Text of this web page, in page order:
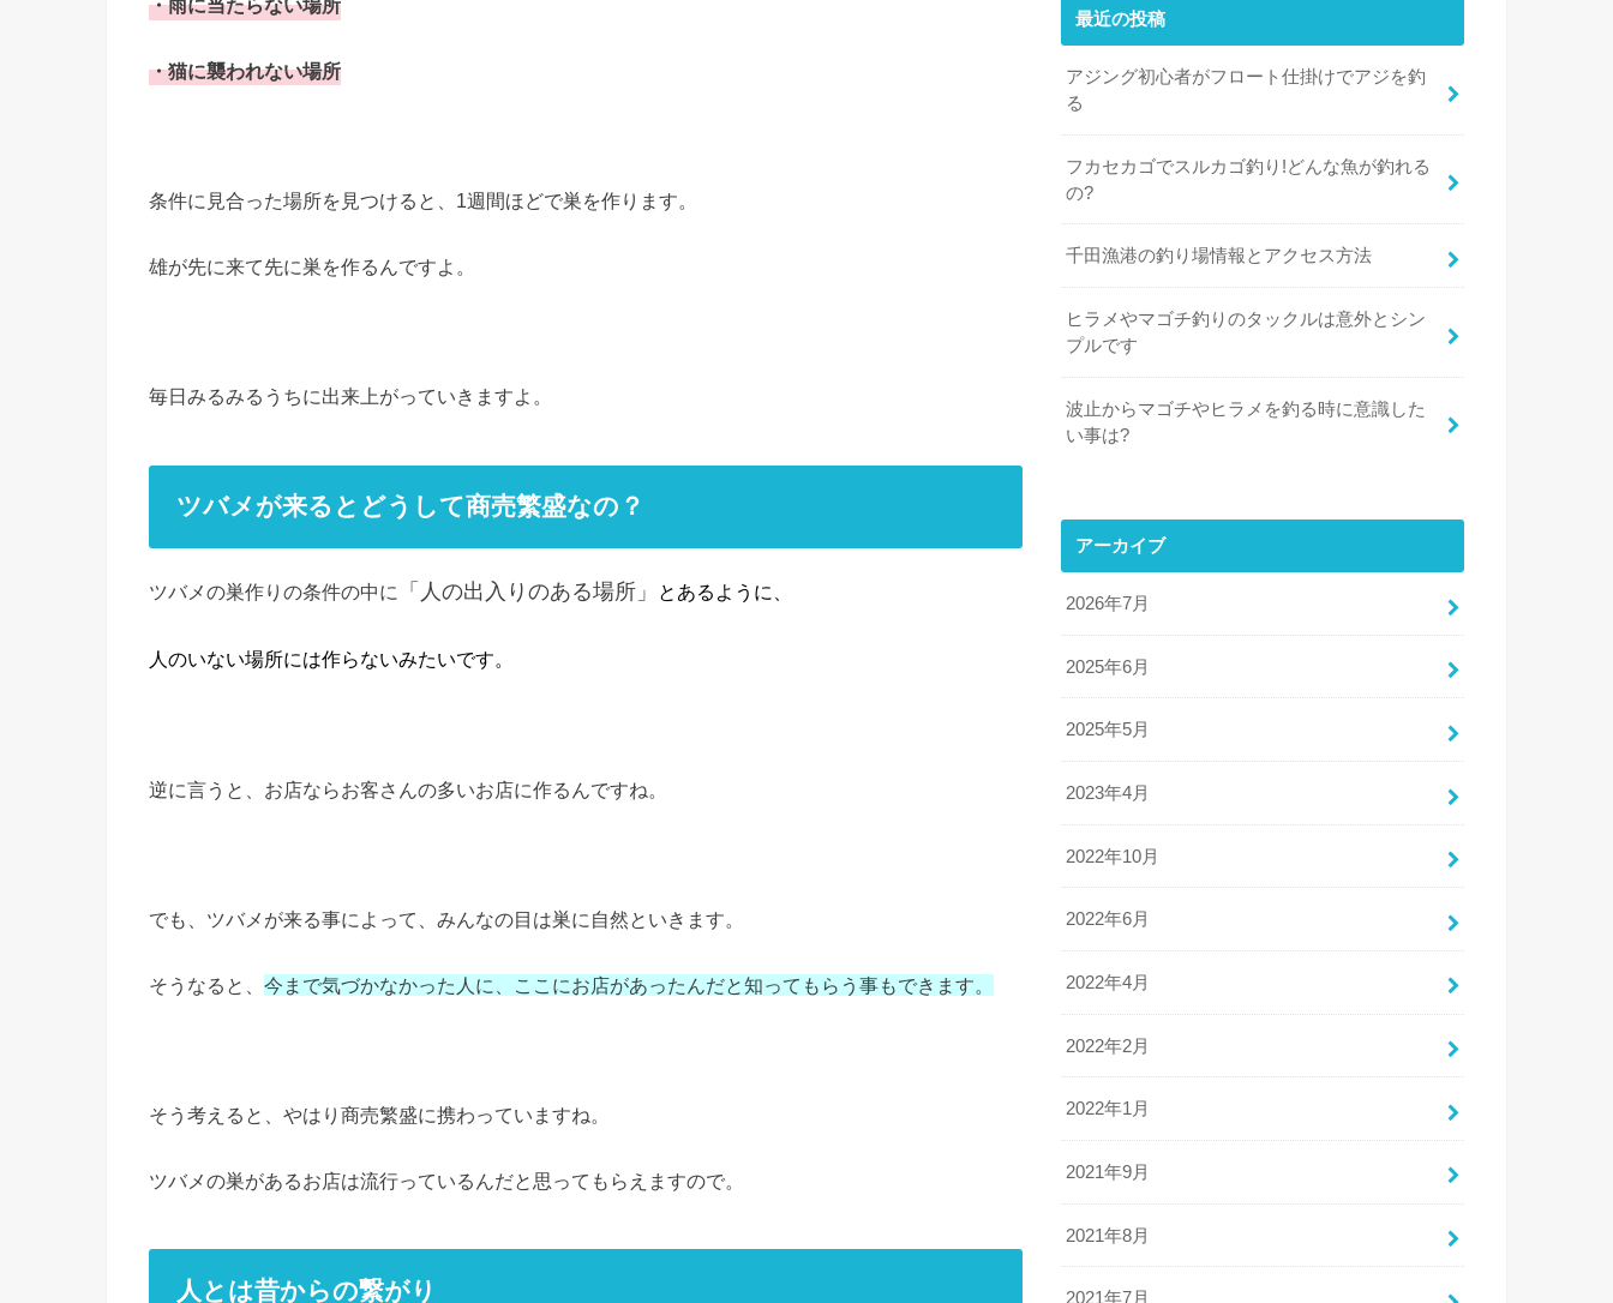
・雨に当たらない場所
・猫に襲われない場所
条件に見合った場所を見つけると、1週間ほどで巣を作ります。
雄が先に来て先に巣を作るんですよ。
毎日みるみるうちに出来上がっていきますよ。
ツバメが来るとどうして商売繁盛なの？
ツバメの巣作りの条件の中に 「人の出入りのある場所」 とあるように、
人のいない場所には作らないみたいです。
逆に言うと、お店ならお客さんの多いお店に作るんですね。
でも、ツバメが来る事によって、みんなの目は巣に自然といきます。
そうなると、 今まで気づかなかった人に、 ここにお店があったんだと知ってもらう事もできます。
そう考えると、やはり商売繁盛に携わっていますね。
ツバメの巣があるお店は流行っているんだと思ってもらえますので。
人とは昔からの繋がり
最近の投稿
アジング初心者がフロート仕掛けでアジを釣
る
フカセカゴでスルカゴ釣り!どんな魚が釣れる
の?
千田漁港の釣り場情報とアクセス方法
ヒラメやマゴチ釣りのタックルは意外とシン
プルです
波止からマゴチやヒラメを釣る時に意識した
い事は?
アーカイブ
2026年7月
2025年6月
2025年5月
2023年4月
2022年10月
2022年6月
2022年4月
2022年2月
2022年1月
2021年9月
2021年8月
2021年7月